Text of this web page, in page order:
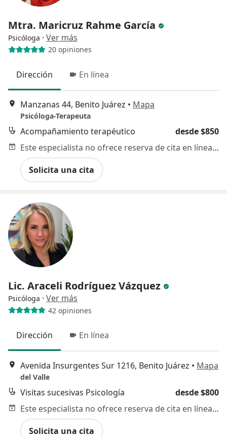
Mtra. Maricruz Rahme García
Psicóloga · Ver más
20 opiniones
Dirección En línea
Manzanas 44, Benito Juárez • Mapa
Psicóloga-Terapeuta
Acompañamiento terapéutico
desde $850
Este especialista no ofrece reserva de cita en línea en esta dirección.
Solicita una cita
Lic. Araceli Rodríguez Vázquez
Psicóloga · Ver más
42 opiniones
Dirección En línea
Avenida Insurgentes Sur 1216, Benito Juárez • Mapa
del Valle
Visitas sucesivas Psicología
desde $800
Este especialista no ofrece reserva de cita en línea en esta dirección.
Solicita una cita